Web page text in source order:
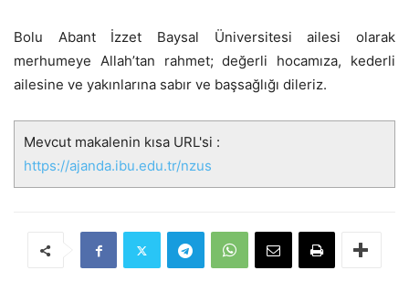
Bolu Abant İzzet Baysal Üniversitesi ailesi olarak
merhumeye Allah’tan rahmet; değerli hocamıza, kederli
ailesine ve yakınlarına sabır ve başsağlığı dileriz.
Mevcut makalenin kısa URL'si :
https://ajanda.ibu.edu.tr/nzus